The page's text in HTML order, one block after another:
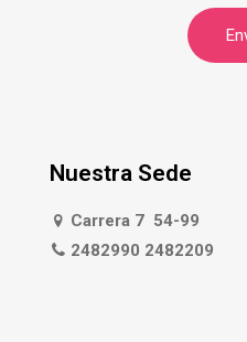
Nuestra Sede
Carrera 7 54-99
2482990 2482209